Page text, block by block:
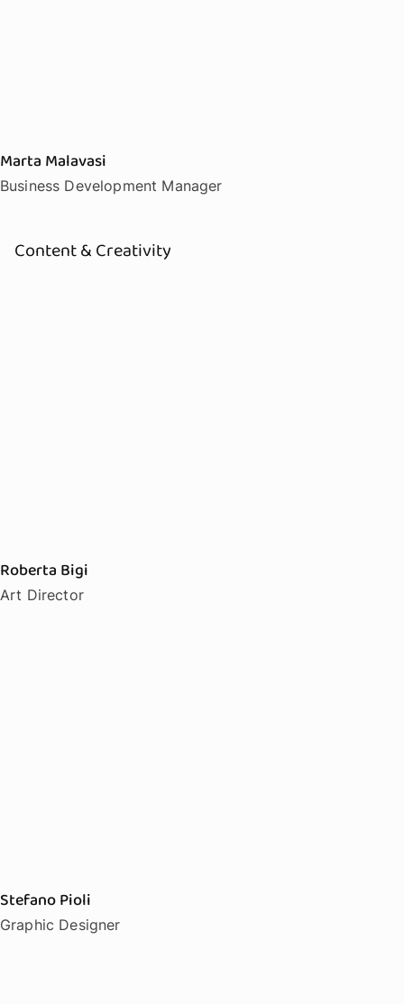
Marta Malavasi
Business Development Manager
Content & Creativity
Roberta Bigi
Art Director
Stefano Pioli
Graphic Designer